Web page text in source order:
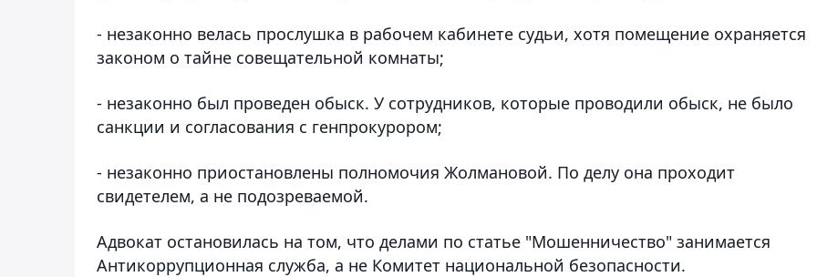
- незаконно велась прослушка в рабочем кабинете судьи, хотя помещение охраняется
законом о тайне совещательной комнаты;
- незаконно был проведен обыск. У сотрудников, которые проводили обыск, не было
санкции и согласования с генпрокурором;
- незаконно приостановлены полномочия Жолмановой. По делу она проходит
свидетелем, а не подозреваемой.
Адвокат остановилась на том, что делами по статье "Мошенничество" занимается
Антикоррупционная служба, а не Комитет национальной безопасности.